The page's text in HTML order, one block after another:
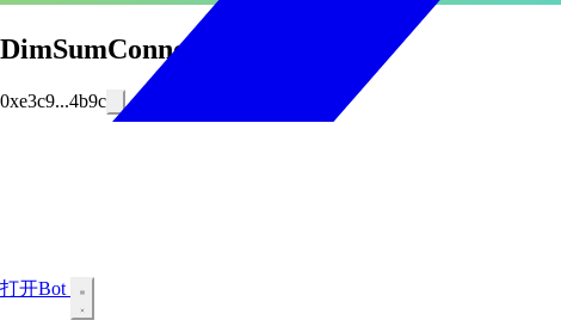
打开Bot
DimSumConnoisseur.
0xe3c9...4b9c